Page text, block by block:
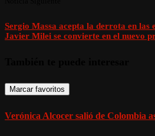
Sergio Massa acepta la derrota en las
Javier Milei se convierte en el nuevo
Marcar favoritos
Verónica Alcocer salió de Colombia